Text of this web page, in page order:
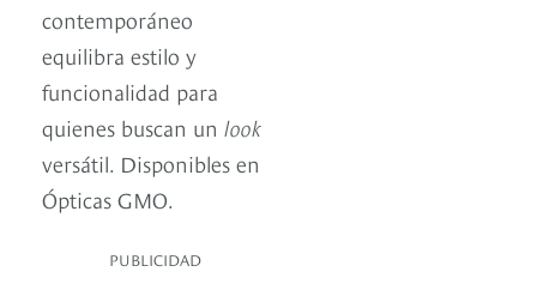
contemporáneo
equilibra estilo y
funcionalidad para
quienes buscan un look
versátil. Disponibles en
Ópticas GMO.
PUBLICIDAD